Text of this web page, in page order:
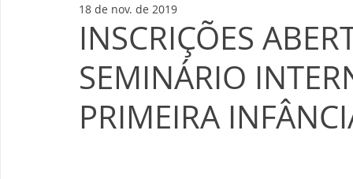
INSCRIÇÕES
SEMINÁRIO
PRIMEIRA
18 de nov. de 2019